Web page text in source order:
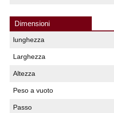
Dimensioni
lunghezza
Larghezza
Altezza
Peso a vuoto
Passo